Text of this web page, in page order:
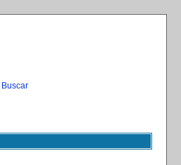
Buscar